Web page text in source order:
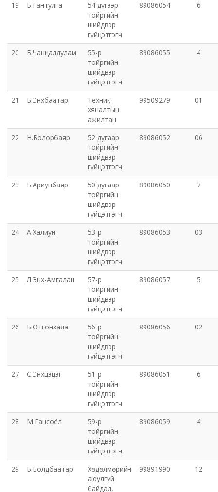
19 Б.Гантулга
54 дүгээр
тойргийн
шийдвэр
гүйцэтгэгч
89086054 6
20 Б.Чанцалдулам
55-р
тойргийн
шийдвэр
гүйцэтгэгч
89086055 4
21 Б.Энхбаатар
Техник
хяналтын
ажилтан
99509279 01
22 Н.Болорбаяр
52 дугаар
тойргийн
шийдвэр
гүйцэтгэгч
89086052 06
23 Б.Ариунбаяр
50 дугаар
тойргийн
шийдвэр
гүйцэтгэгч
89086050 7
24 А.Халиун
53-р
тойргийн
шийдвэр
гүйцэтгэгч
89086053 03
25 Л.Энх-Амгалан
57-р
тойргийн
шийдвэр
гүйцэтгэгч
89086057 5
26 Б.Отгонзаяа
56-р
тойргийн
шийдвэр
гүйцэтгэгч
89086056 02
27 С.Энхцэцэг
51-р
тойргийн
шийдвэр
гүйцэтгэгч
89086051 6
28 М.Гансоёл
59-р
тойргийн
шийдвэр
гүйцэтгэгч
89086059 4
29 Б.Болдбаатар
Хөдөлмөрийн
аюулгүй
байдал,
99891990 12